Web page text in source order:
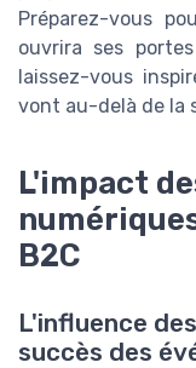
Préparez-vous
ouvrira ses
laissez-vous
vont au-delà de la
L'impact
B2C
L'influence
succès des